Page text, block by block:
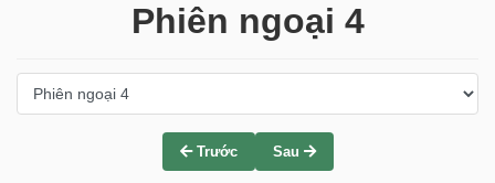
Phiên ngoại 4
Trước Sau